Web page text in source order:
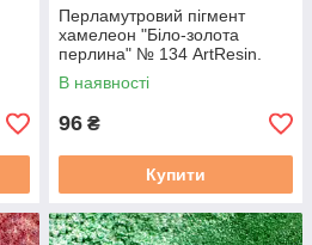
Перламутровий пігмент
хамелеон "Біло-золота
перлина" № 134 ArtResin.
Концентрований. Для смоли
В наявності
96 ₴
Купити